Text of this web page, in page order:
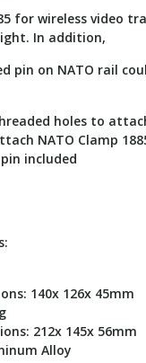
for wireless video
In addition,
pin on NATO rail
holes to
NATO Clamp
included
140x 126x 45mm
212x 145x 56mm
Alloy